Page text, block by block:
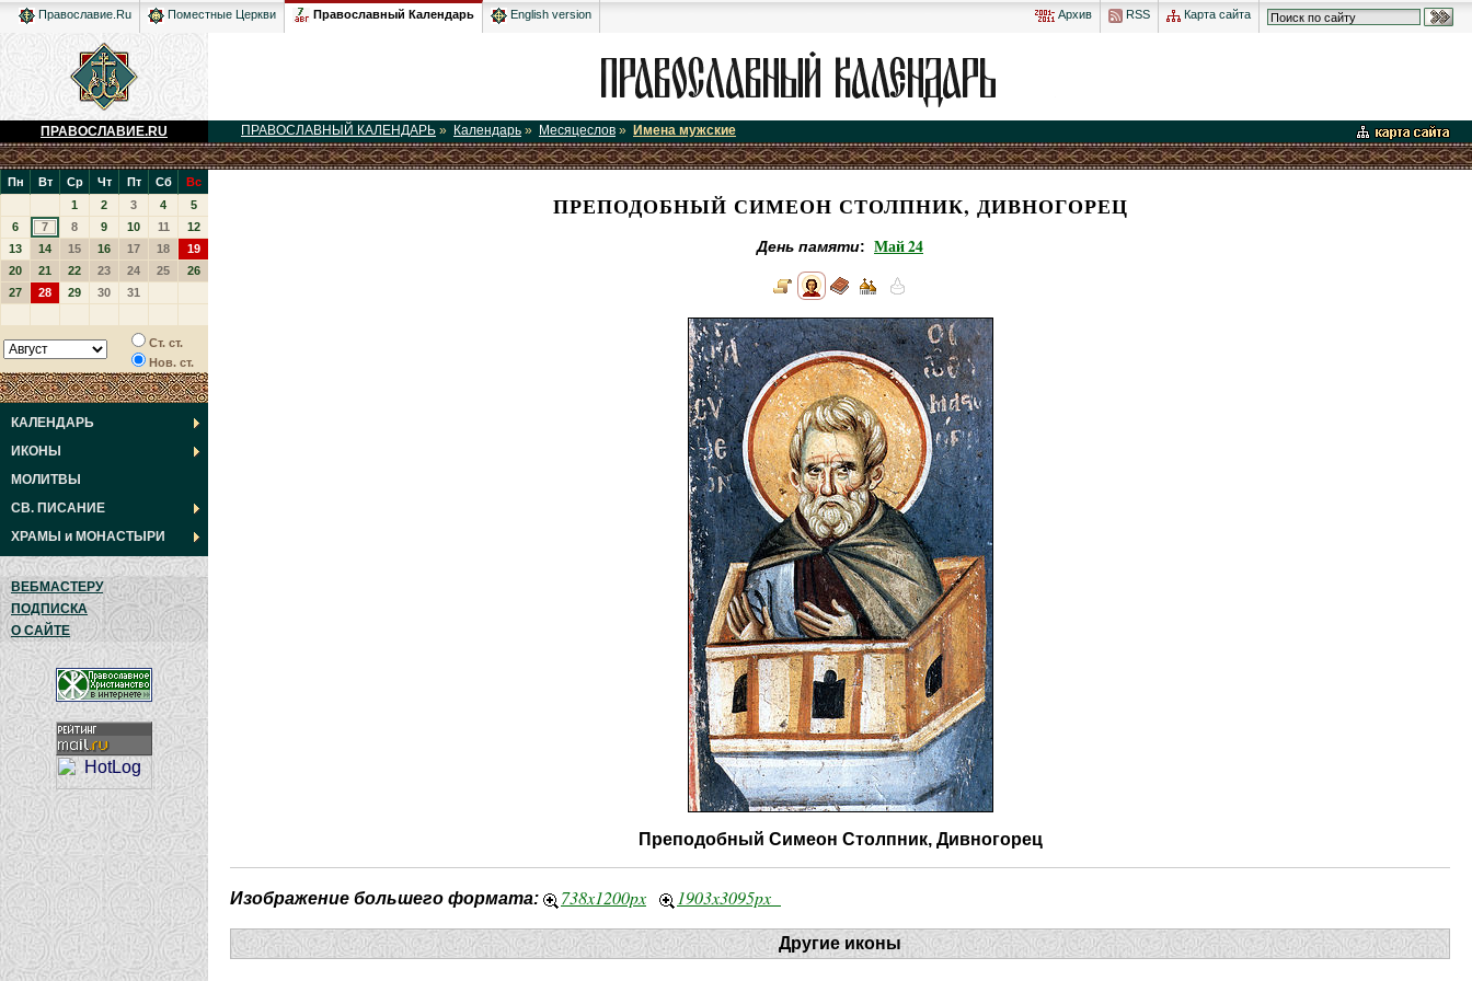
Архив RSS Карта сайта
Православие.Ru Поместные Церкви Православный Календарь English version
ПРАВОСЛАВИЕ.RU ПРАВОСЛАВНЫЙ КАЛЕНДАРЬ » Календарь » Месяцеслов » Имена мужские
Пн Вт Ср Чт Пт Сб
Вс
1
2 3 4
5
6
7 8 9 10 11
12
13
14 15 16 17 18
19
20
21 22 23 24 25
26
27
28 29 30 31
Ст. ст.
Нов. ст.
КАЛЕНДАРЬ
ИКОНЫ
МОЛИТВЫ
СВ. ПИСАНИЕ
ХРАМЫ и МОНАСТЫРИ
ВЕБМАСТЕРУ
ПОДПИСКА
О САЙТЕ
ПРЕПОДОБНЫЙ СИМЕОН СТОЛПНИК, ДИВНОГОРЕЦ
День памяти: Май 24
Преподобный Симеон Столпник, Дивногорец
Изображение большего формата: 738x1200px 1903x3095px
Другие иконы